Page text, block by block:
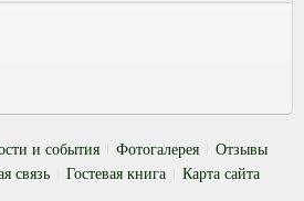
и события Фотогалерея
Отзывы
связь Гостевая книга Карта сайта